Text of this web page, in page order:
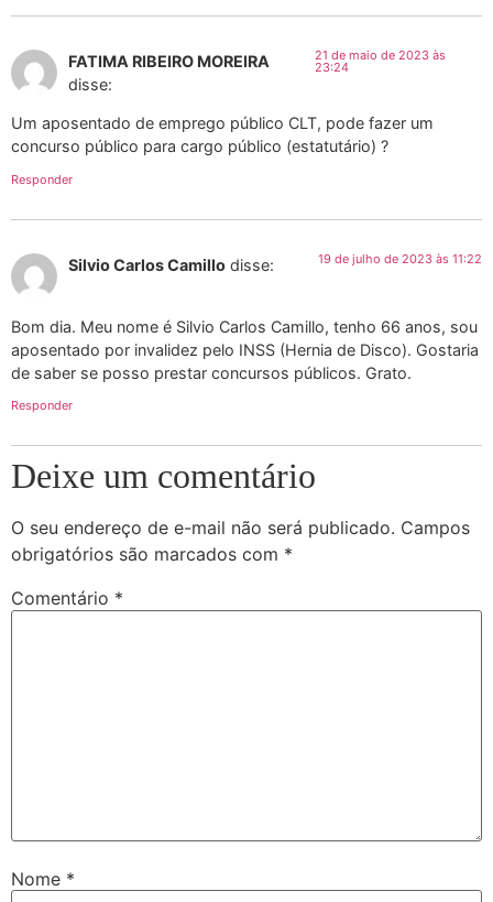
FATIMA RIBEIRO MOREIRA
disse:
21 de maio de 2023 às
23:24
Um aposentado de emprego público CLT, pode fazer um
concurso público para cargo público (estatutário) ?
Responder
Silvio Carlos Camillo disse: 19 de julho de 2023 às 11:22
Bom dia. Meu nome é Silvio Carlos Camillo, tenho 66 anos, sou
aposentado por invalidez pelo INSS (Hernia de Disco). Gostaria
de saber se posso prestar concursos públicos. Grato.
Responder
Deixe um comentário
O seu endereço de e-mail não será publicado. Campos
obrigatórios são marcados com *
Comentário *
Nome *